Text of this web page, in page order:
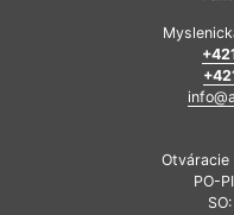
Otváracie
PO-